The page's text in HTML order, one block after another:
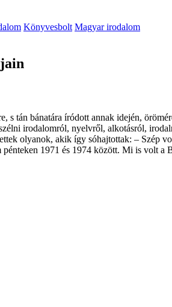
Könyvesbolt Magyar irodalom
tán bánatára íródott annak idején,
irodalomról, nyelvről, alkotásról,
olyanok, akik így sóhajtottak: –
1971 és 1974 kö­zött. Mi is volt a